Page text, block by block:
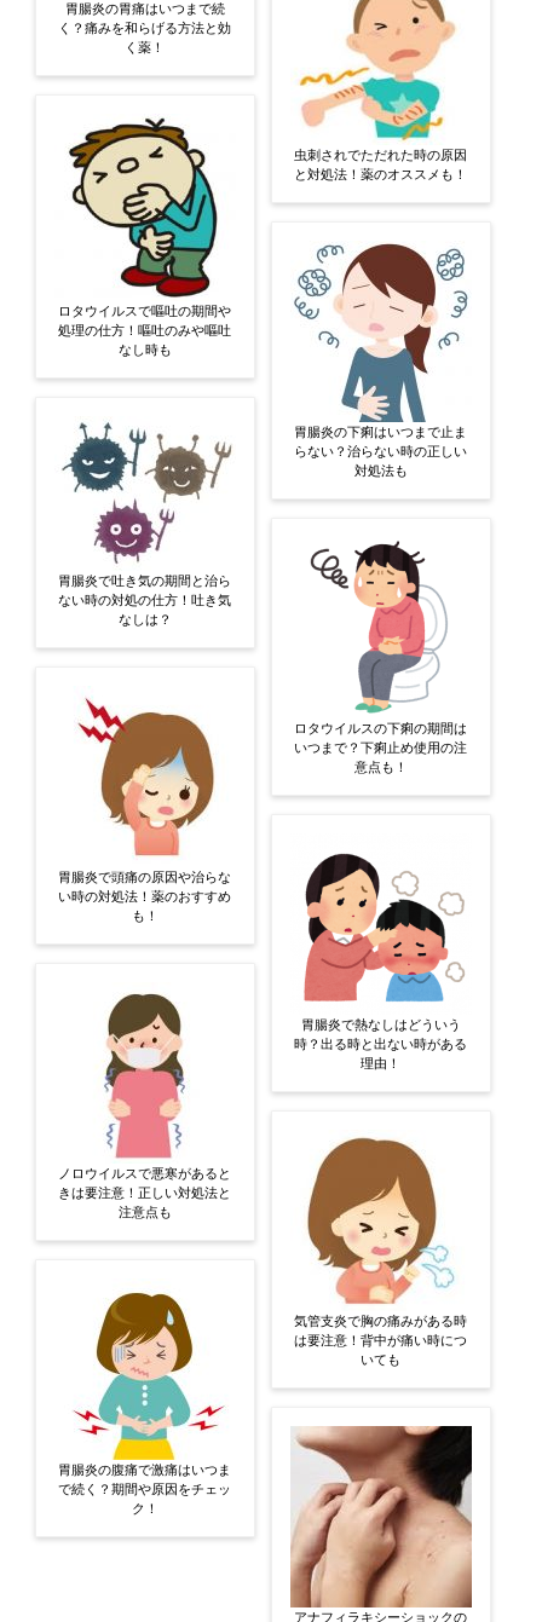
胃腸炎の胃痛はいつまで続
く？痛みを和らげる方法と効
く薬！
ロタウイルスで嘔吐の期間や
処理の仕方！嘔吐のみや嘔吐
なし時も
胃腸炎で吐き気の期間と治ら
ない時の対処の仕方！吐き気
なしは？
胃腸炎で頭痛の原因や治らな
い時の対処法！薬のおすすめ
も！
ノロウイルスで悪寒があると
きは要注意！正しい対処法と
注意点も
胃腸炎の腹痛で激痛はいつま
で続く？期間や原因をチェッ
ク！
虫刺されでただれた時の原因
と対処法！薬のオススメも！
胃腸炎の下痢はいつまで止ま
らない？治らない時の正しい
対処法も
ロタウイルスの下痢の期間は
いつまで？下痢止め使用の注
意点も！
胃腸炎で熱なしはどういう
時？出る時と出ない時がある
理由！
気管支炎で胸の痛みがある時
は要注意！背中が痛い時につ
いても
アナフィラキシーショックの